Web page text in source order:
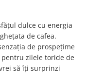
dulce cu energia
de cafea.
de prospețime
zilele toride de
să îți surprinzi